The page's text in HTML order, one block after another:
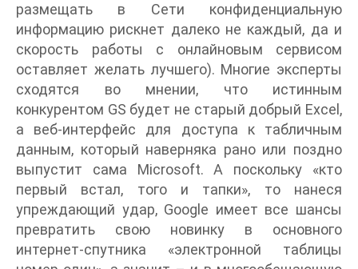
размещать в Сети конфиденциальную
информацию рискнет далеко не каждый, да и
скорость работы с онлайновым сервисом
оставляет желать лучшего). Многие эксперты
сходятся во мнении, что истинным
конкурентом GS будет не старый добрый Excel,
а веб-интерфейс для доступа к табличным
данным, который наверняка рано или поздно
выпустит сама Microsoft. А поскольку «кто
первый встал, того и тапки», то нанеся
упреждающий удар, Google имеет все шансы
превратить свою новинку в основного
интернет-спутника «электронной таблицы